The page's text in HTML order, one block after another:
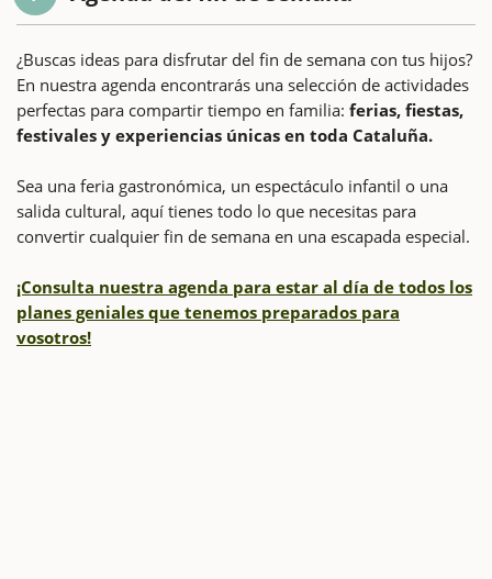
¿Buscas ideas para disfrutar del fin de semana con tus hijos?
En nuestra agenda encontrarás una selección de actividades
perfectas para compartir tiempo en familia: ferias, fiestas,
festivales y experiencias únicas en toda Cataluña.
Sea una feria gastronómica, un espectáculo infantil o una
salida cultural, aquí tienes todo lo que necesitas para
convertir cualquier fin de semana en una escapada especial.
¡Consulta nuestra agenda para estar al día de todos los
planes geniales que tenemos preparados para
vosotros!